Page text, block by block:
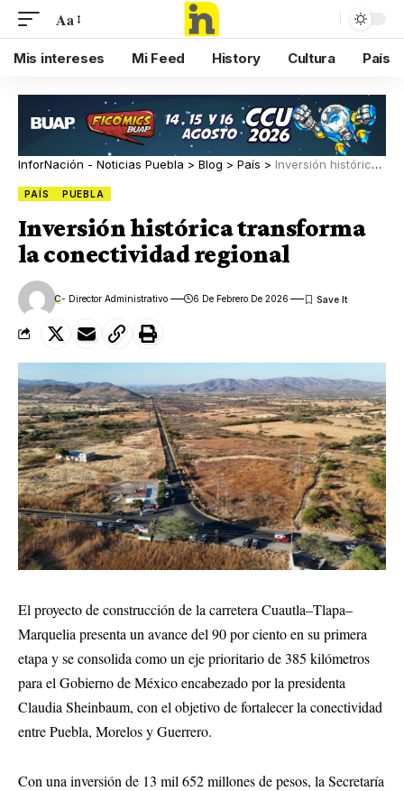
Aa
Mis intereses Mi Feed History Cultura País
InforNación - Noticias Puebla > Blog > País > Inversión histórica transforma la conectividad regional
PAÍS PUEBLA
Inversión histórica transforma
la conectividad regional
C- Director Administrativo 6 De Febrero De 2026
El proyecto de construcción de la carretera Cuautla–Tlapa–
Marquelia presenta un avance del 90 por ciento en su primera
etapa y se consolida como un eje prioritario de 385 kilómetros
para el Gobierno de México encabezado por la presidenta
Claudia Sheinbaum, con el objetivo de fortalecer la conectividad
entre Puebla, Morelos y Guerrero.
Con una inversión de 13 mil 652 millones de pesos, la Secretaría